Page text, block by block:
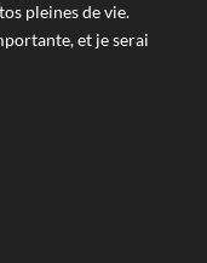
pleines de vie.
et je serai